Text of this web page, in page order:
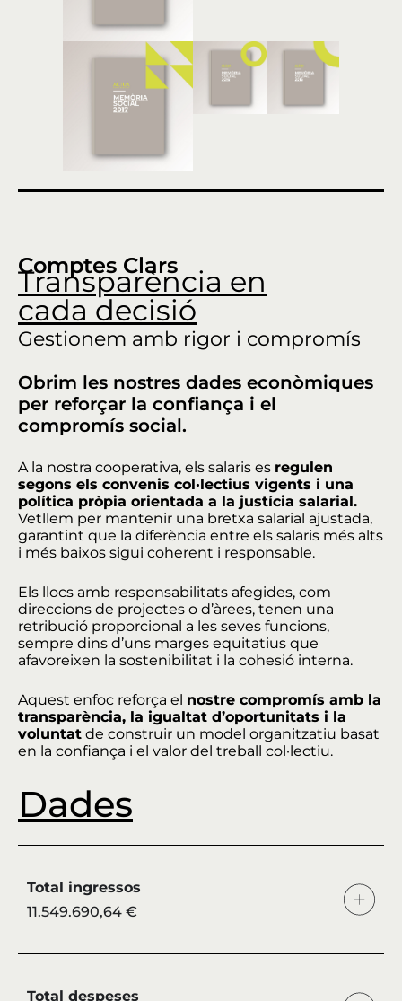
Comptes Clars
Transparència en
cada decisió
Gestionem amb rigor i compromís
Obrim les nostres dades econòmiques
per reforçar la confiança i el
compromís social.
A la nostra cooperativa, els salaris es regulen
segons els convenis col·lectius vigents i una
política pròpia orientada a la justícia salarial.
Vetllem per mantenir una bretxa salarial ajustada,
garantint que la diferència entre els salaris més alts
i més baixos sigui coherent i responsable.
Els llocs amb responsabilitats afegides, com
direccions de projectes o d’àrees, tenen una
retribució proporcional a les seves funcions,
sempre dins d’uns marges equitatius que
afavoreixen la sostenibilitat i la cohesió interna.
Aquest enfoc reforça el nostre compromís amb la
transparència, la igualtat d’oportunitats i la
voluntat de construir un model organitzatiu basat
en la confiança i el valor del treball col·lectiu.
Dades
Total ingressos
11.549.690,64 €
Total despeses